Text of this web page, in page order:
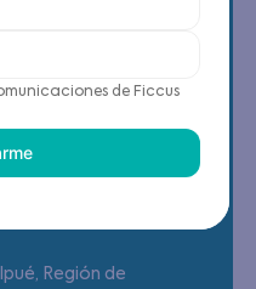
Región de
de Ficcus